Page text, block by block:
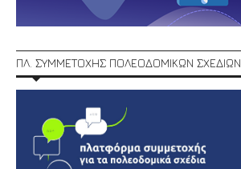
ΠΛ. ΣΥΜΜΕΤΟΧΗΣ ΠΟΛΕΟΔΟΜΙΚΩΝ ΣΧΕΔΙΩΝ